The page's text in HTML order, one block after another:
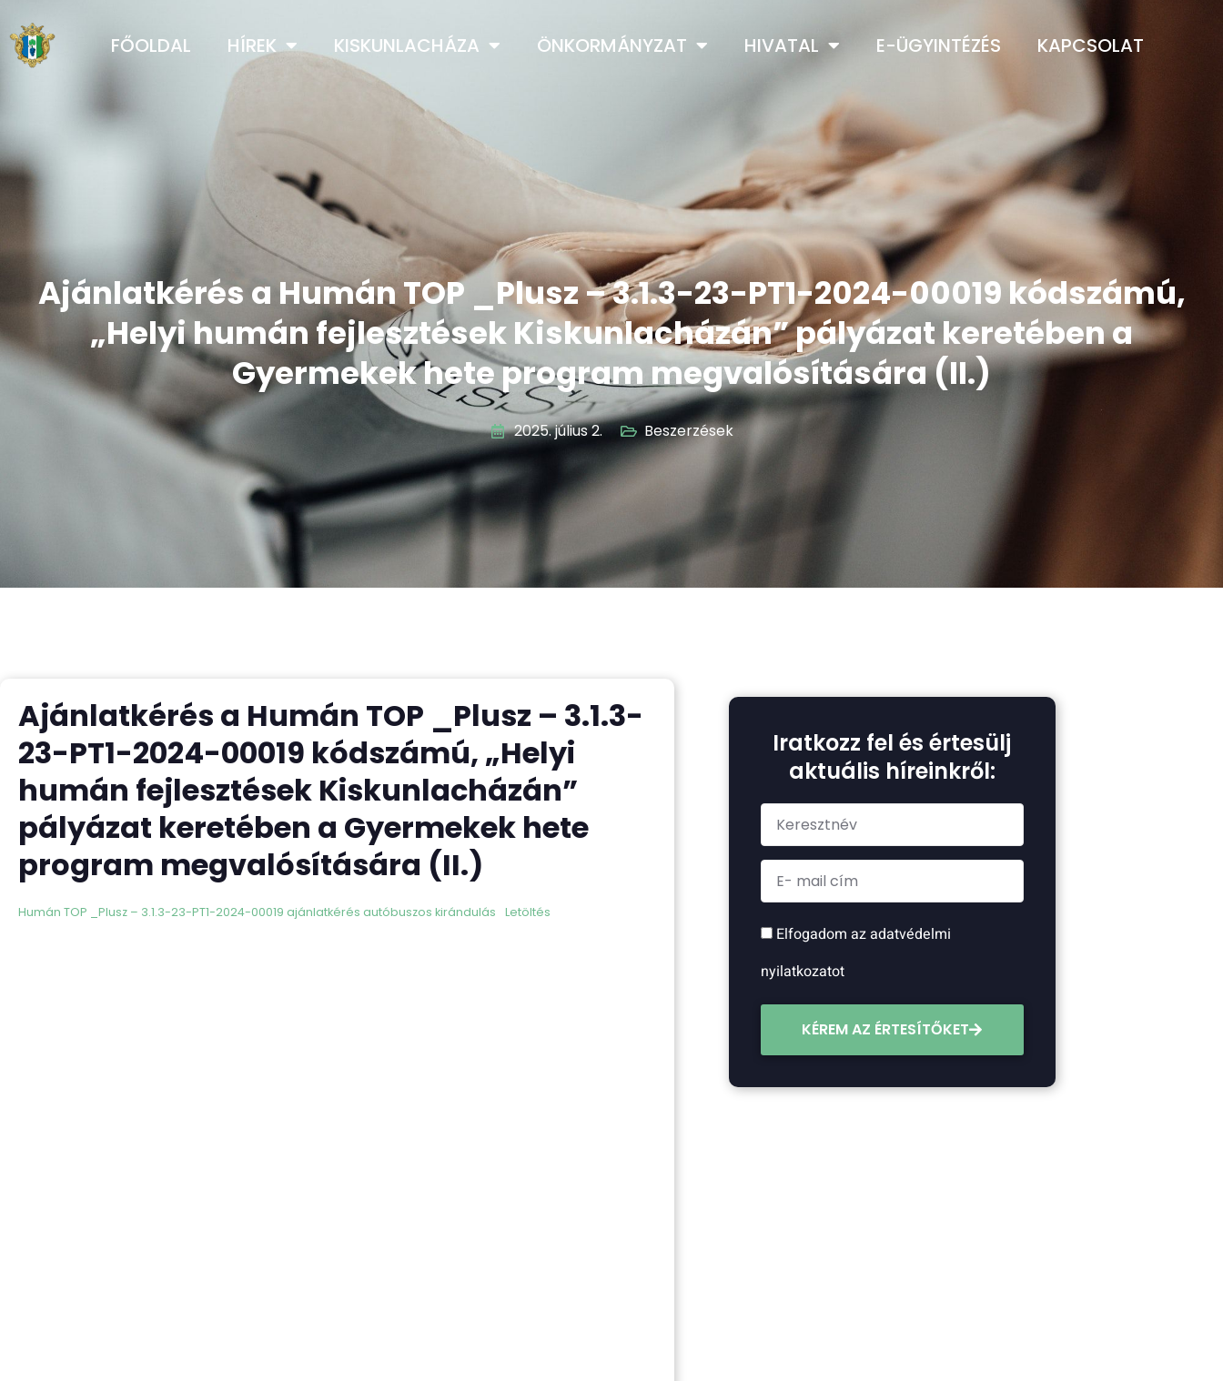
FŐOLDAL HÍREK KISKUNLACHÁZA ÖNKORMÁNYZAT HIVATAL E-ÜGYINTÉZÉS KAPCSOLAT
Ajánlatkérés a Humán TOP _Plusz – 3.1.3-23-PT1-2024-00019 kódszámú,
„Helyi humán fejlesztések Kiskunlacházán” pályázat keretében a
Gyermekek hete program megvalósítására (II.)
2025. július 2. Beszerzések
Ajánlatkérés a Humán TOP _Plusz – 3.1.3-
23-PT1-2024-00019 kódszámú, „Helyi
humán fejlesztések Kiskunlacházán”
pályázat keretében a Gyermekek hete
program megvalósítására (II.)
Humán TOP _Plusz – 3.1.3-23-PT1-2024-00019 ajánlatkérés autóbuszos kirándulás Letöltés
Iratkozz fel és értesülj
aktuális híreinkről:
Elfogadom az adatvédelmi
nyilatkozatot
KÉREM AZ ÉRTESÍTŐKET